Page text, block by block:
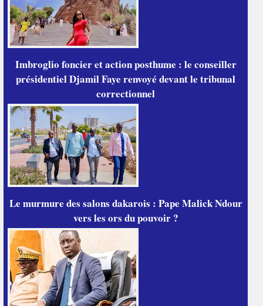
Imbroglio foncier et action posthume : le conseiller
présidentiel Djamil Faye renvoyé devant le tribunal
correctionnel
Le murmure des salons dakarois : Pape Malick Ndour
vers les ors du pouvoir ?